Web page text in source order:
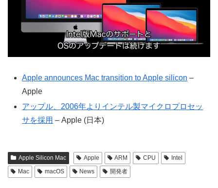
Apple announces Mac transition to Apple silicon –
Apple
アップル、2006年よりインテル製マイクロプロセッ
サを採用 – Apple (日本)
Apple Silicon Mac Apple ARM CPU
Intel
Mac
macOS News 開発者